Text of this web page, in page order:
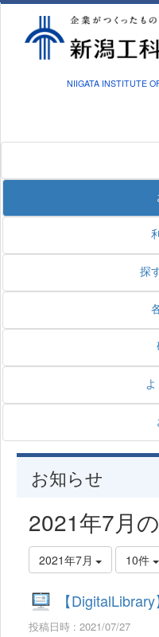
NIIGATA INSTITUTE OF
探
お知らせ
2021年7月
2021年7月 10件
【
投稿日時 : 2021/07/27